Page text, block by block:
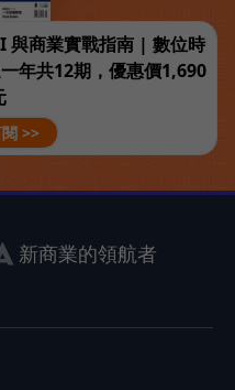
與商業實戰指南 | 數位時
年共12期，優惠價1,690
>>
新商業的領航者